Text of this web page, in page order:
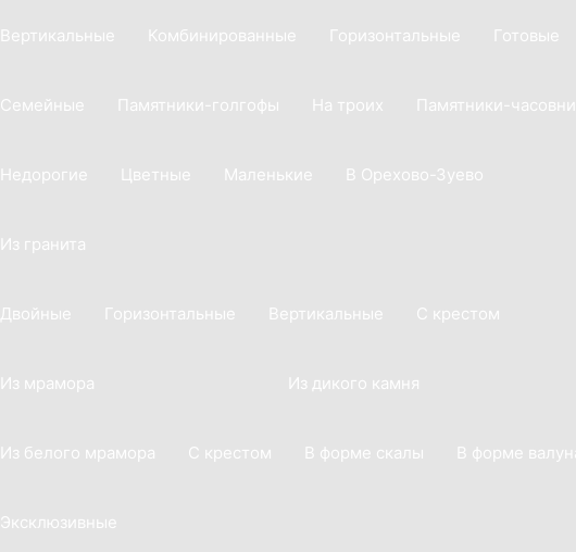
Вертикальные Комбинированные Горизонтальные Готовые
Семейные Памятники-голгофы На троих Памятники-часовни
Недорогие Цветные Маленькие В Орехово-Зуево
Из гранита
Двойные Горизонтальные Вертикальные С крестом
Из мрамора
Из белого мрамора С крестом
Из дикого камня
В форме скалы В форме
Эксклюзивные